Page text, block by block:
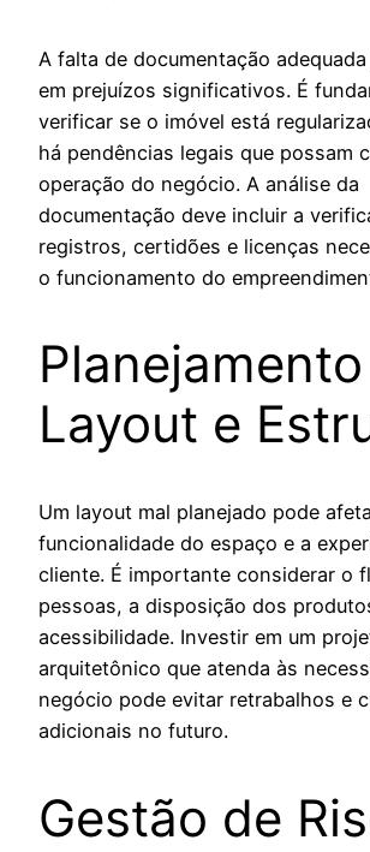
A falta de documentação
em prejuízos significativos. É
verificar se o imóvel está
há pendências legais que possam
operação do negócio. A análise da
documentação deve incluir a
registros, certidões e licenças
o funcionamento do
Layout e
Um layout mal planejado pode
funcionalidade do espaço e a
cliente. É importante considerar o
pessoas, a disposição dos
acessibilidade. Investir em um
arquitetônico que atenda às
negócio pode evitar retrabalhos e
adicionais no futuro.
Gestão de